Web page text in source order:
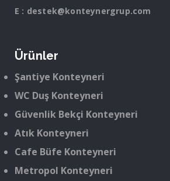
E : destek@konteynergrup.com
Ürünler
Şantiye Konteyneri
WC Duş Konteyneri
Güvenlik Bekçi Konteyneri
Atık Konteyneri
Cafe Büfe Konteyneri
Metropol Konteyneri